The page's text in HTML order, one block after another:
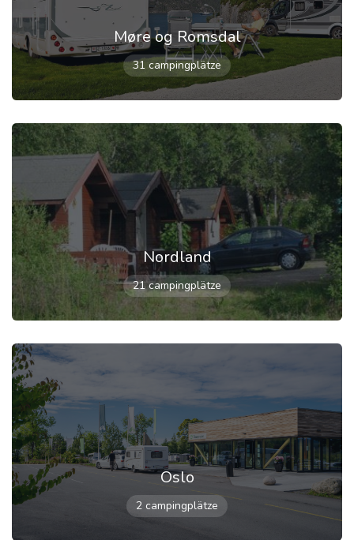
Møre og Romsdal
31 campingplätze
Nordland
21 campingplätze
Oslo
2 campingplätze